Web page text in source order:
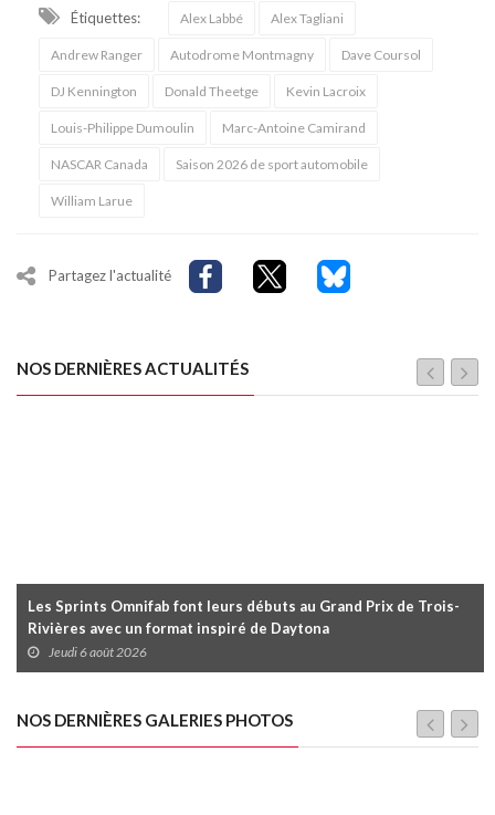
Étiquettes: Alex Labbé Alex Tagliani
Andrew Ranger Autodrome Montmagny Dave Coursol
DJ Kennington Donald Theetge Kevin Lacroix
Louis-Philippe Dumoulin Marc-Antoine Camirand
NASCAR Canada Saison 2026 de sport automobile
William Larue
Partagez l'actualité
NOS DERNIÈRES ACTUALITÉS
Les Sprints Omnifab font leurs débuts au Grand Prix de Trois-
Rivières avec un format inspiré de Daytona
Jeudi 6 août 2026
NOS DERNIÈRES GALERIES PHOTOS